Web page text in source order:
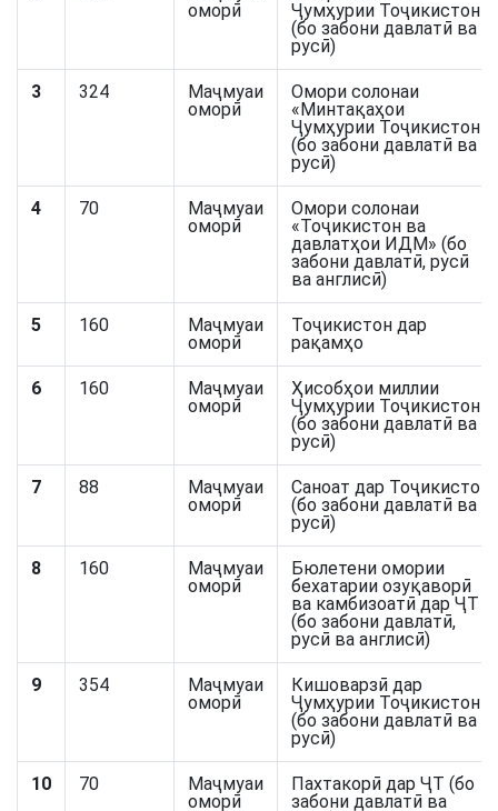
оморӣ
Ҷумҳурии Тоҷикистон
(бо забони давлатӣ ва
русӣ)
3 324
Маҷмуаи
оморӣ
Омори солонаи
«Минтақаҳои
Ҷумҳурии Тоҷикистон»
(бо забони давлатӣ ва
русӣ)
4 70
Маҷмуаи
оморӣ
Омори солонаи
«Тоҷикистон ва
давлатҳои ИДМ» (бо
забони давлатӣ, русӣ
ва англисӣ)
5 160
Маҷмуаи
оморӣ
Тоҷикистон дар
рақамҳо
6 160
Маҷмуаи
оморӣ
Ҳисобҳои миллии
Ҷумҳурии Тоҷикистон
(бо забони давлатӣ ва
русӣ)
7 88
Маҷмуаи
оморӣ
Саноат дар Тоҷикистон
(бо забони давлатӣ ва
русӣ)
8 160
Маҷмуаи
оморӣ
Бюлетени омории
бехатарии озуқаворӣ
ва камбизоатӣ дар ҶТ
(бо забони давлатӣ,
русӣ ва англисӣ)
9 354
Маҷмуаи
оморӣ
Кишоварзӣ дар
Ҷумҳурии Тоҷикистон
(бо забони давлатӣ ва
русӣ)
10 70
Маҷмуаи
оморӣ
Пахтакорӣ дар ҶТ (бо
забони давлатӣ ва